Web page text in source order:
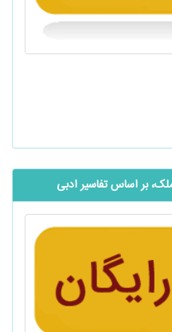
بر اساس تفاسیر ادبی